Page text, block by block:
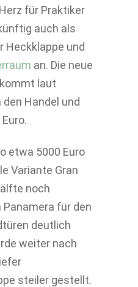
für Praktiker
auch als
Heckklappe und
an. Die neue
laut
Handel und
etwa 5000 Euro
Variante Gran
noch
für den
deutlich
weiter nach
steiler gestellt.